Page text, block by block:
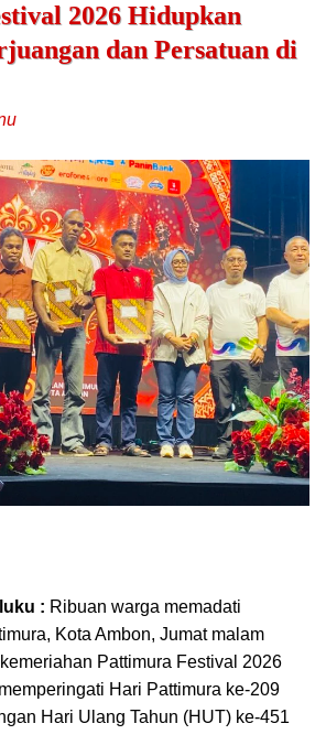
2026 Hidupkan
dan Persatuan di
: Ribuan warga memadati
Kota Ambon, Jumat malam
Pattimura Festival 2026
Hari Pattimura ke-209
Hari Ulang Tahun (HUT) ke-451